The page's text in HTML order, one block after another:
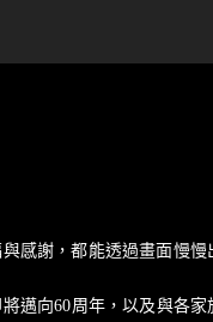
感謝，都能透過畫面慢慢
邁向60周年，以及與各家